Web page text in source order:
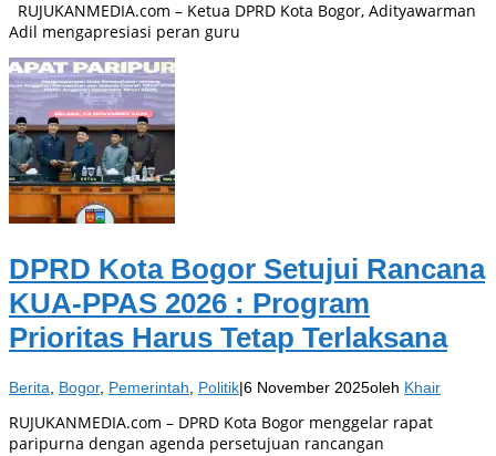
RUJUKANMEDIA.com – Ketua DPRD Kota Bogor, Adityawarman
Adil mengapresiasi peran guru
DPRD Kota Bogor Setujui Rancana
KUA-PPAS 2026 : Program
Prioritas Harus Tetap Terlaksana
Berita, Bogor, Pemerintah, Politik|6 November 2025oleh Khair
RUJUKANMEDIA.com – DPRD Kota Bogor menggelar rapat
paripurna dengan agenda persetujuan rancangan